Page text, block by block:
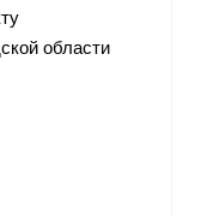
области